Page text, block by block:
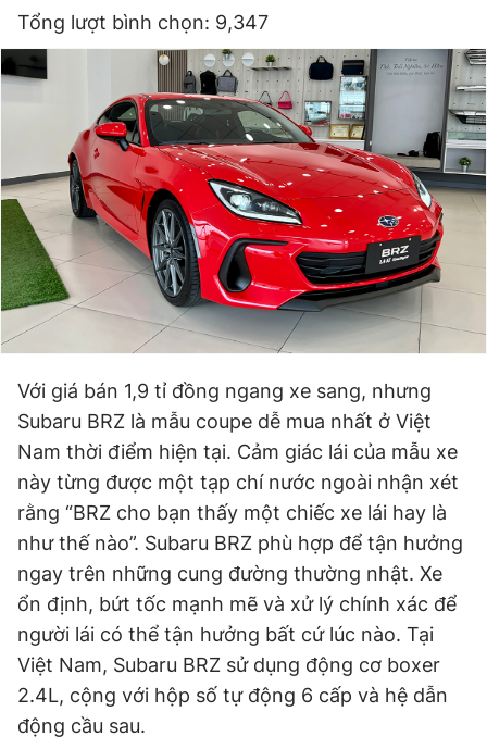
Tổng lượt bình chọn: 9,347
Với giá bán 1,9 tỉ đồng ngang xe sang, nhưng
Subaru BRZ là mẫu coupe dễ mua nhất ở Việt
Nam thời điểm hiện tại. Cảm giác lái của mẫu xe
này từng được một tạp chí nước ngoài nhận xét
rằng “BRZ cho bạn thấy một chiếc xe lái hay là
như thế nào”. Subaru BRZ phù hợp để tận hưởng
ngay trên những cung đường thường nhật. Xe
ổn định, bứt tốc mạnh mẽ và xử lý chính xác để
người lái có thể tận hưởng bất cứ lúc nào. Tại
Việt Nam, Subaru BRZ sử dụng động cơ boxer
2.4L, cộng với hộp số tự động 6 cấp và hệ dẫn
động cầu sau.